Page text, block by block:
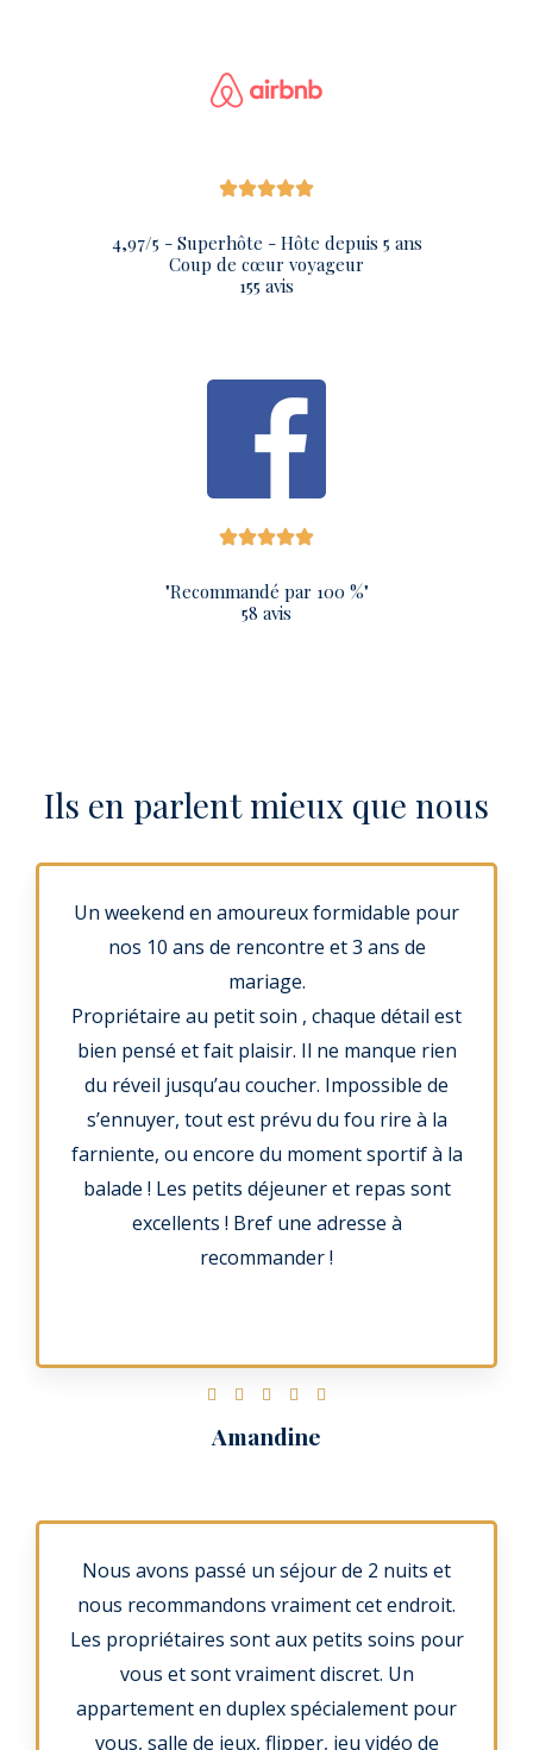
4,97/5 - Superhôte - Hôte depuis 5 ans
Coup de cœur voyageur
155 avis
"Recommandé par 100 %"
58 avis
Ils en parlent mieux que nous
Un weekend en amoureux formidable pour
nos 10 ans de rencontre et 3 ans de
mariage.
Propriétaire au petit soin , chaque détail est
bien pensé et fait plaisir. Il ne manque rien
du réveil jusqu’au coucher. Impossible de
s’ennuyer, tout est prévu du fou rire à la
farniente, ou encore du moment sportif à la
balade ! Les petits déjeuner et repas sont
excellents ! Bref une adresse à
recommander !
    
5
u
r
5
Amandine
Nous avons passé un séjour de 2 nuits et
nous recommandons vraiment cet endroit.
Les propriétaires sont aux petits soins pour
vous et sont vraiment discret. Un
appartement en duplex spécialement pour
vous, salle de jeux, flipper, jeu vidéo de